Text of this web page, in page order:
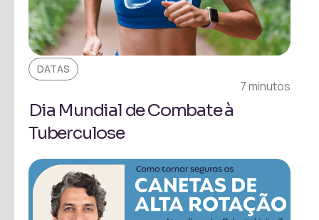
DATAS
7 minutos
Dia Mundial de Combate à
Tuberculose